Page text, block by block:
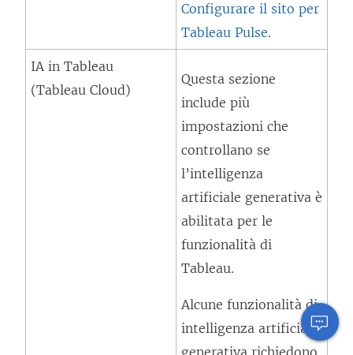
Configurare il sito per
Tableau Pulse.
IA in Tableau
(Tableau Cloud)
Questa sezione
include più
impostazioni che
controllano se
l’intelligenza
artificiale generativa è
abilitata per le
funzionalità di
Tableau.
Alcune funzionalità di
intelligenza artificiale
generativa richiedono